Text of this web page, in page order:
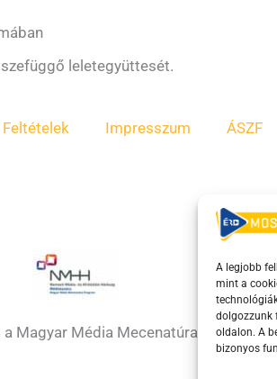
A legjobb
mint a
dolgozzunk
oldalon. A
bizonyos
leletegyüttesét.
Impresszum ÁSZF
Magyar Média Mecenatúra program